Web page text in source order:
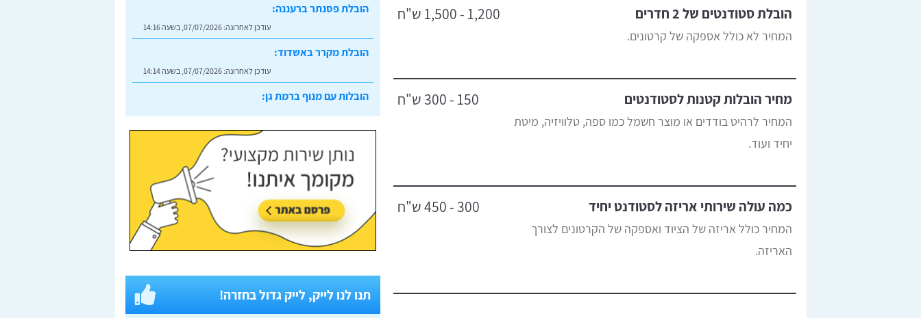
הובלת סטודנטים של 2 חדרים
המחיר לא כולל אספקה של קרטונים.
1,200 - 1,500 ש"ח
מחיר הובלות קטנות לסטודנטים
המחיר לרהיט בודדים או מוצר חשמל כמו ספה, טלוויזיה, מיטת
יחיד ועוד.
150 - 300 ש"ח
כמה עולה שירותי אריזה לסטודנט יחיד
המחיר כולל אריזה של הציוד ואספקה של הקרטונים לצורך
האריזה.
300 - 450 ש"ח
הובלת פסנתר ברעננה:
עודכן לאחרונה:07/07/2026, בשעה 14:16
הובלת מקרר באשדוד:
עודכן לאחרונה:07/07/2026, בשעה 14:14
הובלות עם מנוף ברמת גן:
עודכן לאחרונה:07/07/2026, בשעה 14:23
תנו לנו לייק, לייק גדול בחזרה!